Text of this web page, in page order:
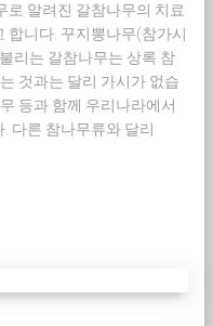
로 알려진 갈참나무의 치료
합니다. 꾸지뽕나무(참가시
리는 갈참나무는 상록 참
것과는 달리 가시가 없습
등과 함께 우리나라에서
다른 참나무류와 달리